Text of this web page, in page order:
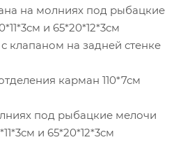
на молниях под рыбацкие
и 65*20*12*3см
клапаном на задней стенке
карман 110*7см
под рыбацкие мелочи
и 65*20*12*3см